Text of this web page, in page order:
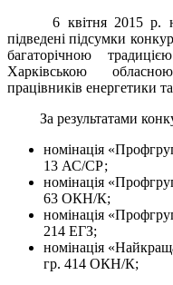
6 квітня 2015 р. на
підведені підсумки
багаторічною
Харківською
працівників енергетики
За результатами
номінація
13 АС/СР;
номінація
63 ОКН/К;
номінація
214 ЕГЗ;
номінація
гр. 414 ОКН/К;